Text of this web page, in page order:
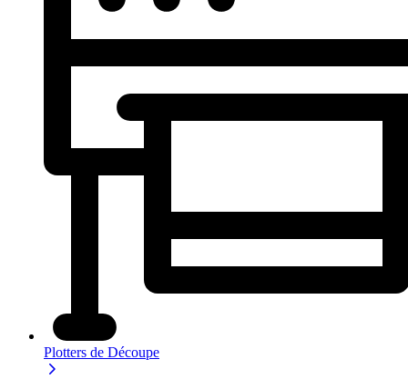
Plotters de Découpe